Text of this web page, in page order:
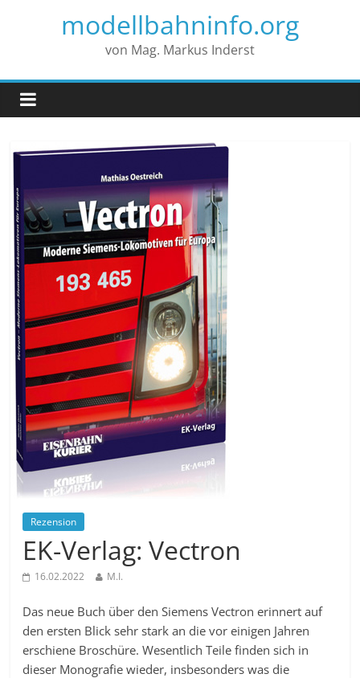
modellbahninfo.org
von Mag. Markus Inderst
Rezension
EK-Verlag: Vectron
16.02.2022 M.I.
Das neue Buch über den Siemens Vectron erinnert auf
den ersten Blick sehr stark an die vor einigen Jahren
erschiene Broschüre. Wesentlich Teile finden sich in
dieser Monografie wieder, insbesonders was die